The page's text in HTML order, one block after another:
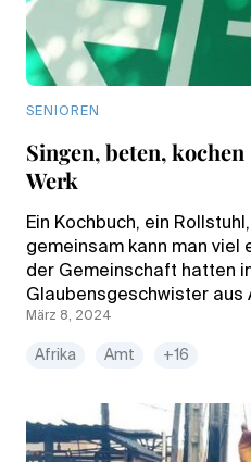
SENIOREN
Singen, beten,
Werk
Ein Kochbuch, ein
gemeinsam kann man viel
der Gemeinschaft hatten
Glaubensgeschwister aus
März 8, 2024
Afrika Amt +16